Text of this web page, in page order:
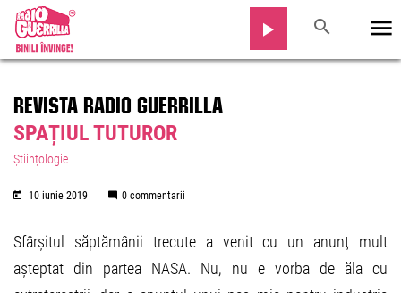
REVISTA RADIO GUERRILLA
SPAȚIUL TUTUROR
Științologie
10 iunie 2019 0 commentarii
Sfârșitul săptămânii trecute a venit cu un anunț mult
așteptat din partea NASA. Nu, nu e vorba de ăla cu